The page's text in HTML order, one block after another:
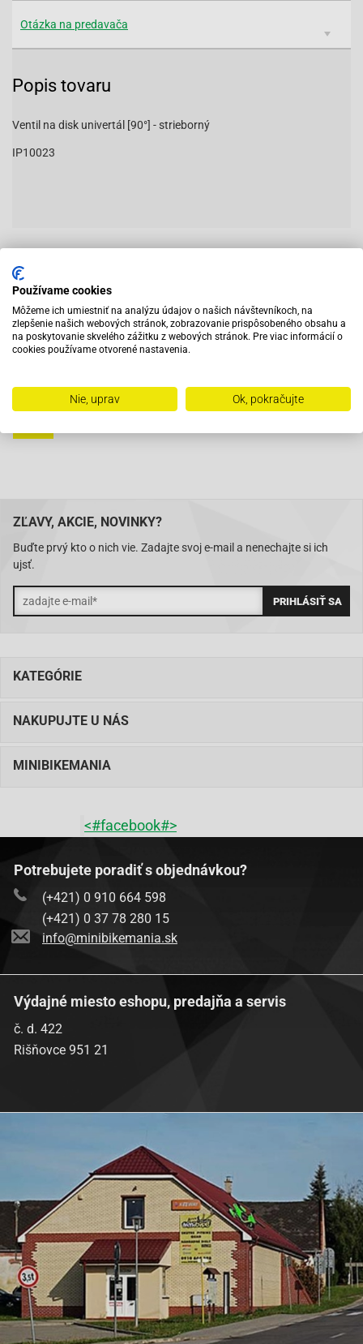
Otázka na predavača
Popis tovaru
Ventil na disk univertál [90°] - strieborný
IP10023
Pri objednaní do 12:00 tovar zajtra u vás
ZĽAVY, AKCIE, NOVINKY?
Buďte prvý kto o nich vie. Zadajte svoj e-mail a nenechajte si ich
ujsť.
KATEGÓRIE
NAKUPUJTE U NÁS
MINIBIKEMANIA
<#facebook#>
Potrebujete poradiť s objednávkou?
(+421) 0 910 664 598
(+421) 0 37 78 280 15
info@minibikemania.sk
Výdajné miesto eshopu, predajňa a servis
č. d. 422
Rišňovce 951 21
Používame cookies
Môžeme ich umiestniť na analýzu údajov o našich návštevníkoch, na
zlepšenie našich webových stránok, zobrazovanie prispôsobeného obsahu a
na poskytovanie skvelého zážitku z webových stránok. Pre viac informácií o
cookies používame otvorené nastavenia.
Nie, uprav Ok, pokračujte